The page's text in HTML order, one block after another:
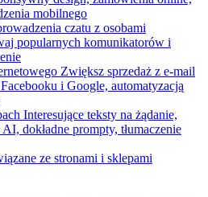
mobilnego
czatu z osobami
popularnych komunikatorów i
Zwiększ sprzedaż z e-mail
i Google, automatyzacją
Interesujące teksty na żądanie,
dokładne prompty, tłumaczenie
ze stronami i sklepami